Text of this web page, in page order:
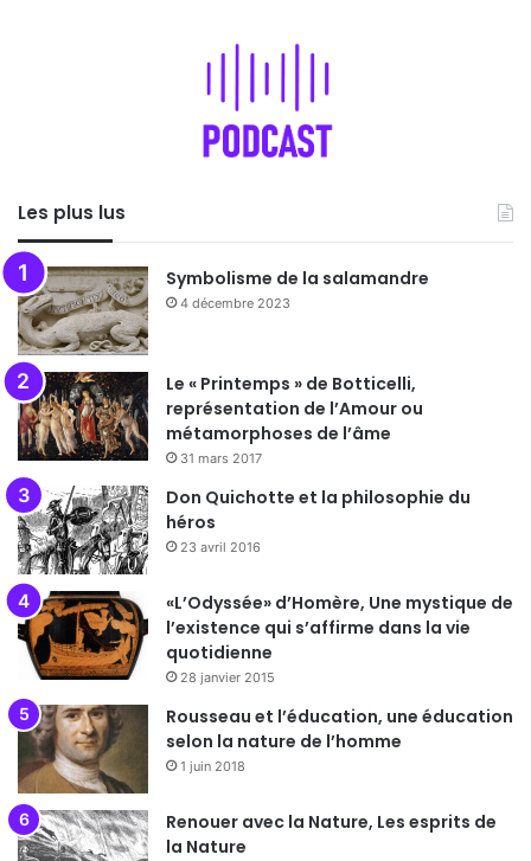
Les plus lus
Symbolisme de la salamandre
4 décembre 2023
Le « Printemps » de Botticelli,
représentation de l’Amour ou
métamorphoses de l’âme
31 mars 2017
Don Quichotte et la philosophie du
héros
23 avril 2016
«L’Odyssée» d’Homère, Une mystique de
l’existence qui s’affirme dans la vie
quotidienne
28 janvier 2015
Rousseau et l’éducation, une éducation
selon la nature de l’homme
1 juin 2018
Renouer avec la Nature, Les esprits de
la Nature